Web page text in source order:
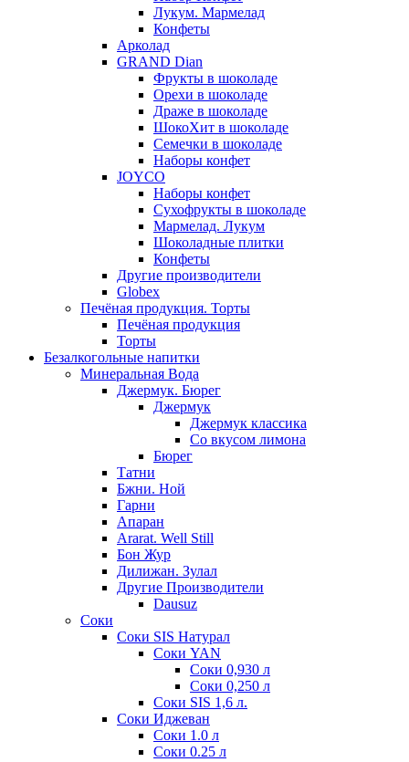
Лукум. Мармелад
Конфеты
Арколад
GRAND Dian
Фрукты в шоколаде
Орехи в шоколаде
Драже в шоколаде
ШокоХит в шоколаде
Семечки в шоколаде
Наборы конфет
JOYCO
Наборы конфет
Сухофрукты в шоколаде
Мармелад. Лукум
Шоколадные плитки
Конфеты
Другие производители
Globex
Печёная продукция. Торты
Печёная продукция
Торты
Безалкогольные напитки
Минеральная Вода
Джермук. Бюрег
Джермук
Джермук классика
Со вкусом лимона
Бюрег
Татни
Бжни. Ной
Гарни
Апаран
Ararat. Well Still
Бон Жур
Дилижан. Зулал
Другие Производители
Dausuz
Соки
Соки SIS Натурал
Соки YAN
Соки 0,930 л
Соки 0,250 л
Соки SIS 1,6 л.
Соки Иджеван
Соки 1.0 л
Соки 0.25 л